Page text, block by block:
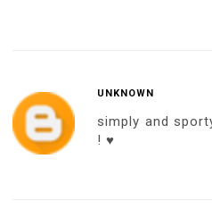
UNKNOWN
simply and
! ♥